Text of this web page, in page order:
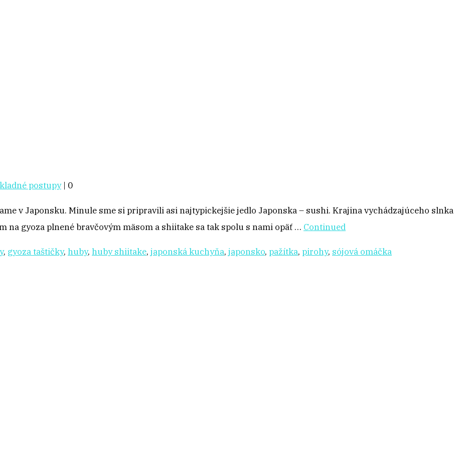
postupy | 0
v Japonsku. Minule sme si pripravili asi najtypickejšie jedlo Japonska – sushi. Krajina vychádzajúceho slnka
na gyoza plnené bravčovým mäsom a shiitake sa tak spolu s nami opäť … Continued
, gyoza taštičky, huby, huby shiitake, japonská kuchyňa, japonsko, pažítka, pirohy, sójová omáčka